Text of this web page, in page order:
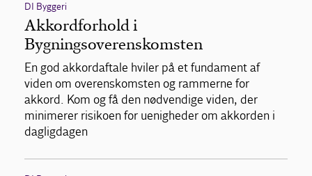
DI Byggeri
Akkordforhold i
Bygningsoverenskomsten
En god akkordaftale hviler på et fundament af
viden om overenskomsten og rammerne for
akkord. Kom og få den nødvendige viden, der
minimerer risikoen for uenigheder om akkorden i
dagligdagen